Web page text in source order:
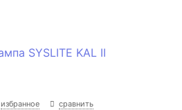
избранное сравнить